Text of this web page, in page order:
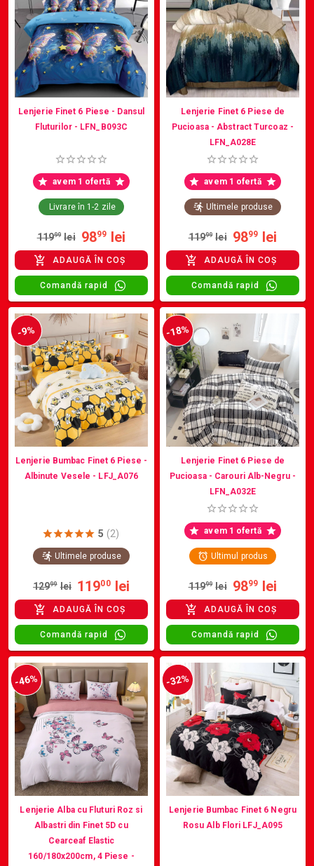
Lenjerie Finet 6 Piese - Dansul
Fluturilor - LFN_B093C
avem 1 ofertă
Livrare în 1-2 zile
11999 lei 9899 lei
ADAUGĂ ÎN COȘ
Comandă rapid
Lenjerie Finet 6 Piese de
Pucioasa - Abstract Turcoaz -
LFN_A028E
avem 1 ofertă
Ultimele produse
11999 lei 9899 lei
ADAUGĂ ÎN COȘ
Comandă rapid
-9%
Lenjerie Bumbac Finet 6 Piese -
Albinute Vesele - LFJ_A076
5 (2)
Ultimele produse
12999 lei 11900 lei
ADAUGĂ ÎN COȘ
Comandă rapid
-18%
Lenjerie Finet 6 Piese de
Pucioasa - Carouri Alb-Negru -
LFN_A032E
avem 1 ofertă
Ultimul produs
11999 lei 9899 lei
ADAUGĂ ÎN COȘ
Comandă rapid
-46%
Lenjerie Alba cu Fluturi Roz si
Albastri din Finet 5D cu
Cearceaf Elastic
160/180x200cm, 4 Piese -
-32%
Lenjerie Bumbac Finet 6 Negru
Rosu Alb Flori LFJ_A095